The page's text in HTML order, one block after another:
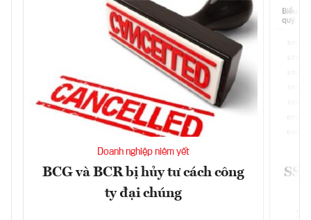
Doanh nghiệp niêm yết
BCG và BCR bị hủy tư cách công
ty đại chúng
SSI